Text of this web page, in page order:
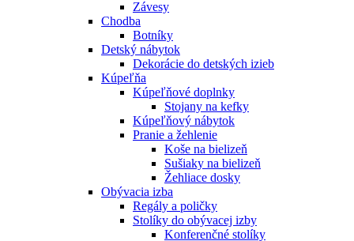
Závesy
Chodba
Botníky
Detský nábytok
Dekorácie do detských izieb
Kúpeľňa
Kúpeľňové doplnky
Stojany na kefky
Kúpeľňový nábytok
Pranie a žehlenie
Koše na bielizeň
Sušiaky na bielizeň
Žehliace dosky
Obývacia izba
Regály a poličky
Stolíky do obývacej izby
Konferenčné stolíky